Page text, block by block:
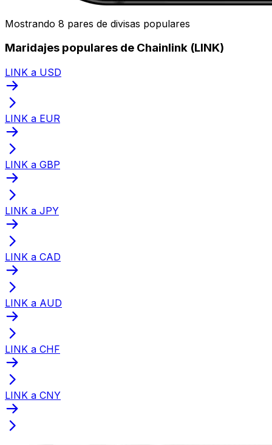
Mostrando 8 pares de divisas populares
Maridajes populares de Chainlink (LINK)
LINK a USD
LINK a EUR
LINK a GBP
LINK a JPY
LINK a CAD
LINK a AUD
LINK a CHF
LINK a CNY